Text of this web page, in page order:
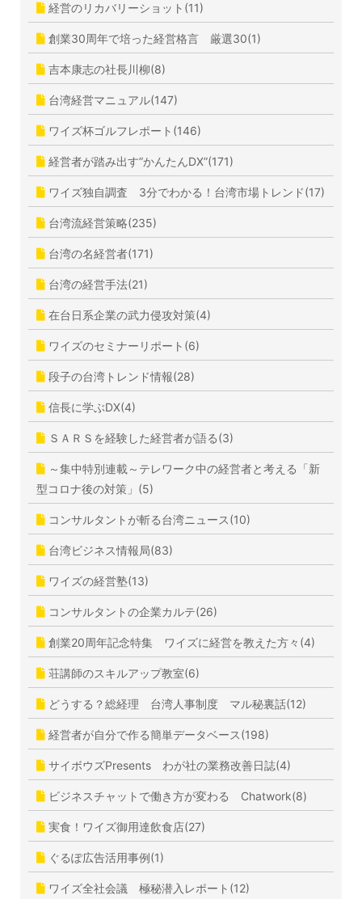
経営のリカバリーショット(11)
創業30周年で培った経営格言 厳選30(1)
吉本康志の社長川柳(8)
台湾経営マニュアル(147)
ワイズ杯ゴルフレポート(146)
経営者が踏み出す”かんたんDX”(171)
ワイズ独自調査 3分でわかる！台湾市場トレンド(17)
台湾流経営策略(235)
台湾の名経営者(171)
台湾の経営手法(21)
在台日系企業の武力侵攻対策(4)
ワイズのセミナーリポート(6)
段子の台湾トレンド情報(28)
信長に学ぶDX(4)
ＳＡＲＳを経験した経営者が語る(3)
～集中特別連載～テレワーク中の経営者と考える「新
型コロナ後の対策」(5)
コンサルタントが斬る台湾ニュース(10)
台湾ビジネス情報局(83)
ワイズの経営塾(13)
コンサルタントの企業カルテ(26)
創業20周年記念特集 ワイズに経営を教えた方々(4)
荘講師のスキルアップ教室(6)
どうする？総経理 台湾人事制度 マル秘裏話(12)
経営者が自分で作る簡単データベース(198)
サイボウズPresents わが社の業務改善日誌(4)
ビジネスチャットで働き方が変わる Chatwork(8)
実食！ワイズ御用達飲食店(27)
ぐるぽ広告活用事例(1)
ワイズ全社会議 極秘潜入レポート(12)